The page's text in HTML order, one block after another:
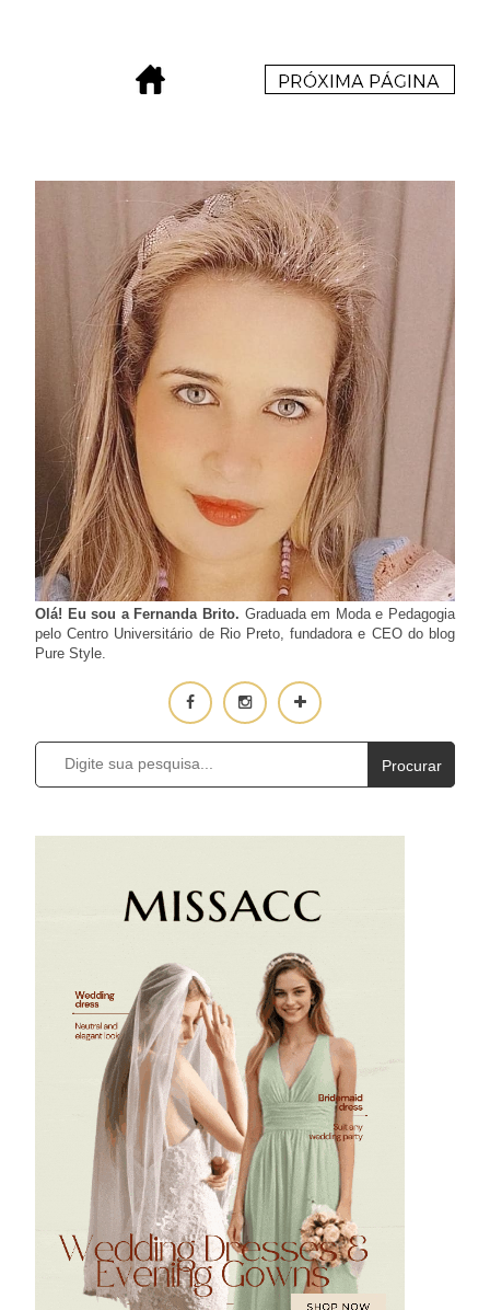
Olá! Eu sou a Fernanda Brito. Graduada em Moda e Pedagogia
pelo Centro Universitário de Rio Preto, fundadora e CEO do blog
Pure Style.
Procurar